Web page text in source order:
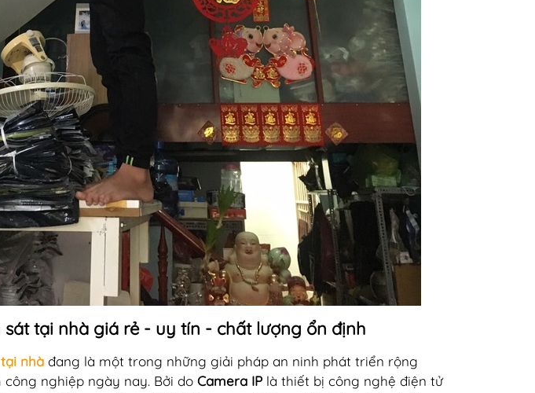
tại nhà giá rẻ - uy tín - chất lượng ổn định
nhà đang là một trong những giải pháp an ninh phát triển rộng
nghiệp ngày nay. Bởi do Camera IP là thiết bị công nghệ điện tử